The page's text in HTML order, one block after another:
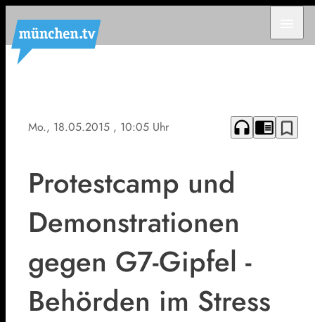
Mo., 18.05.2015 , 10:05 Uhr headphones chrome_reader_mode bookmark_border
Protestcamp und
Demonstrationen
gegen G7-Gipfel -
Behörden im Stress